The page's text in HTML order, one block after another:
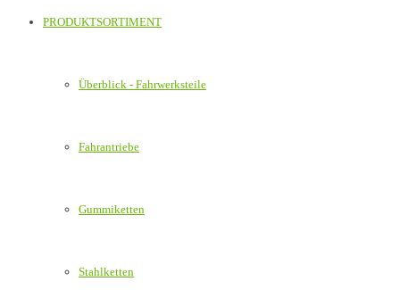
PRODUKTSORTIMENT
Überblick - Fahrwerksteile
Fahrantriebe
Gummiketten
Stahlketten